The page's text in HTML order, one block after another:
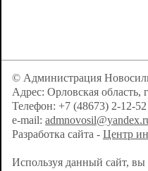
© Администрация
Адрес: Орловская область,
Телефон: +7 (48673) 2-12-52
e-mail:
Разработка сайта - Центр
Используя данный сайт, вы